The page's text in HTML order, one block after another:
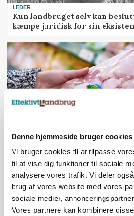
Denne hjemmeside bruger cookies
Vi bruger cookies til at tilpasse
til at vise dig funktioner til sociale
analysere vores trafik. Vi deler
brug af vores website med vores
sociale medier,
Vores partnere kan kombinere
LEDER
Kun landbruget selv kan
kæmpe juridisk for sin
MARKEDSFOKUS
Prisgab på 20 kroner pr. kg
presser markedet
Annonce
Loading...